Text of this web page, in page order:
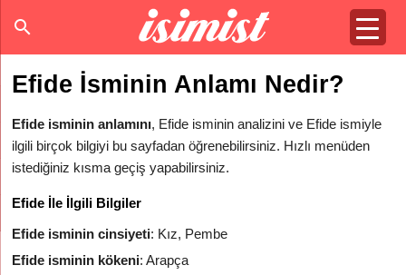
Efide İsminin Anlamı Nedir?
Efide isminin anlamını, Efide isminin analizini ve Efide ismiyle
ilgili birçok bilgiyi bu sayfadan öğrenebilirsiniz. Hızlı menüden
istediğiniz kısma geçiş yapabilirsiniz.
Efide İle İlgili Bilgiler
Efide isminin cinsiyeti: Kız, Pembe
Efide isminin kökeni: Arapça